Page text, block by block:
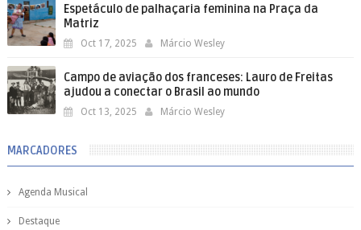
Espetáculo de palhaçaria feminina na Praça da
Matriz
Oct 17, 2025 Márcio Wesley
Campo de aviação dos franceses: Lauro de Freitas
ajudou a conectar o Brasil ao mundo
Oct 13, 2025 Márcio Wesley
MARCADORES
Agenda Musical
Destaque